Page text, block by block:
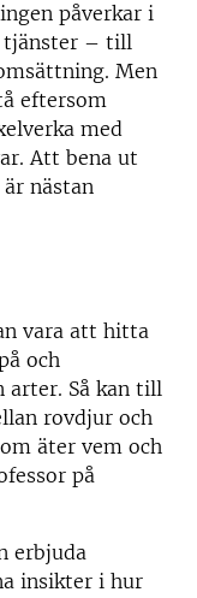
påverkar i
tjänster – till
Men
eftersom
med
Att bena ut
nästan
vara att hitta
och
arter. Så kan till
rovdjur och
äter vem och
på
erbjuda
insikter i hur